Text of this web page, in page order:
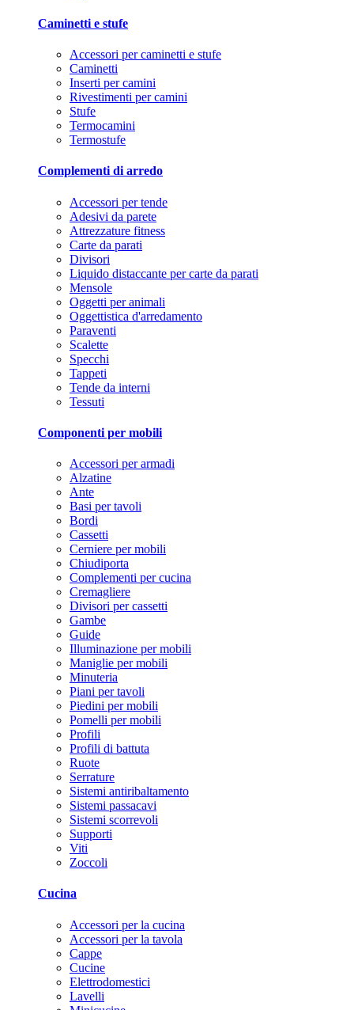
Caminetti e stufe
Accessori per caminetti e stufe
Caminetti
Inserti per camini
Rivestimenti per camini
Stufe
Termocamini
Termostufe
Complementi di arredo
Accessori per tende
Adesivi da parete
Attrezzature fitness
Carte da parati
Divisori
Liquido distaccante per carte da parati
Mensole
Oggetti per animali
Oggettistica d'arredamento
Paraventi
Scalette
Specchi
Tappeti
Tende da interni
Tessuti
Componenti per mobili
Accessori per armadi
Alzatine
Ante
Basi per tavoli
Bordi
Cassetti
Cerniere per mobili
Chiudiporta
Complementi per cucina
Cremagliere
Divisori per cassetti
Gambe
Guide
Illuminazione per mobili
Maniglie per mobili
Minuteria
Piani per tavoli
Piedini per mobili
Pomelli per mobili
Profili
Profili di battuta
Ruote
Serrature
Sistemi antiribaltamento
Sistemi passacavi
Sistemi scorrevoli
Supporti
Viti
Zoccoli
Cucina
Accessori per la cucina
Accessori per la tavola
Cappe
Cucine
Elettrodomestici
Lavelli